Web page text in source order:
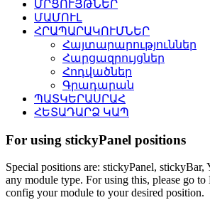
ՄՐՑՈՒՅԹՆԵՐ
ՄԱՄՈՒԼ
ՀՐԱՊԱՐԱԿՈՒՄՆԵՐ
Հայտարարություններ
Հարցազրույցներ
Հոդվածներ
Գրադարան
ՊԱՏԿԵՐԱՍՐԱՀ
ՀԵՏԱԴԱՐՁ ԿԱՊ
For using stickyPanel positions
Special positions are: stickyPanel, stickyBar,
any module type. For using this, please go
config your module to your desired position.